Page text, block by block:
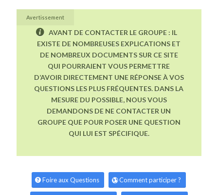
Avertissement
AVANT DE CONTACTER LE GROUPE : IL
EXISTE DE NOMBREUSES EXPLICATIONS ET
DE NOMBREUX DOCUMENTS SUR CE SITE
QUI POURRAIENT VOUS PERMETTRE
D’AVOIR DIRECTEMENT UNE RÉPONSE À VOS
QUESTIONS LES PLUS FRÉQUENTES. DANS LA
MESURE DU POSSIBLE, NOUS VOUS
DEMANDONS DE NE CONTACTER UN
GROUPE QUE POUR POSER UNE QUESTION
QUI LUI EST SPÉCIFIQUE.
Foire aux Questions Comment participer ?